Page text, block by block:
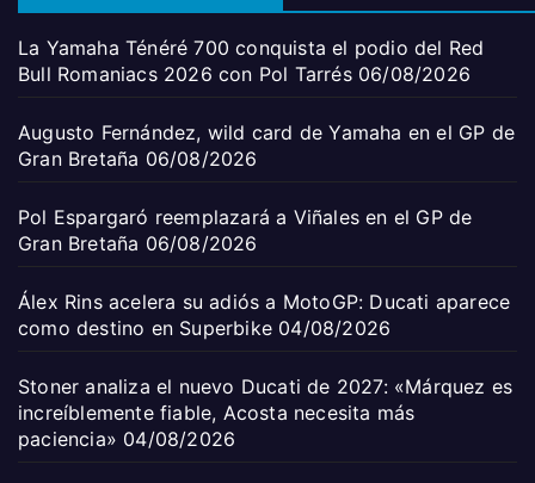
La Yamaha Ténéré 700 conquista el podio del Red
Bull Romaniacs 2026 con Pol Tarrés 06/08/2026
Augusto Fernández, wild card de Yamaha en el GP de
Gran Bretaña 06/08/2026
Pol Espargaró reemplazará a Viñales en el GP de
Gran Bretaña 06/08/2026
Álex Rins acelera su adiós a MotoGP: Ducati aparece
como destino en Superbike 04/08/2026
Stoner analiza el nuevo Ducati de 2027: «Márquez es
increíblemente fiable, Acosta necesita más
paciencia» 04/08/2026